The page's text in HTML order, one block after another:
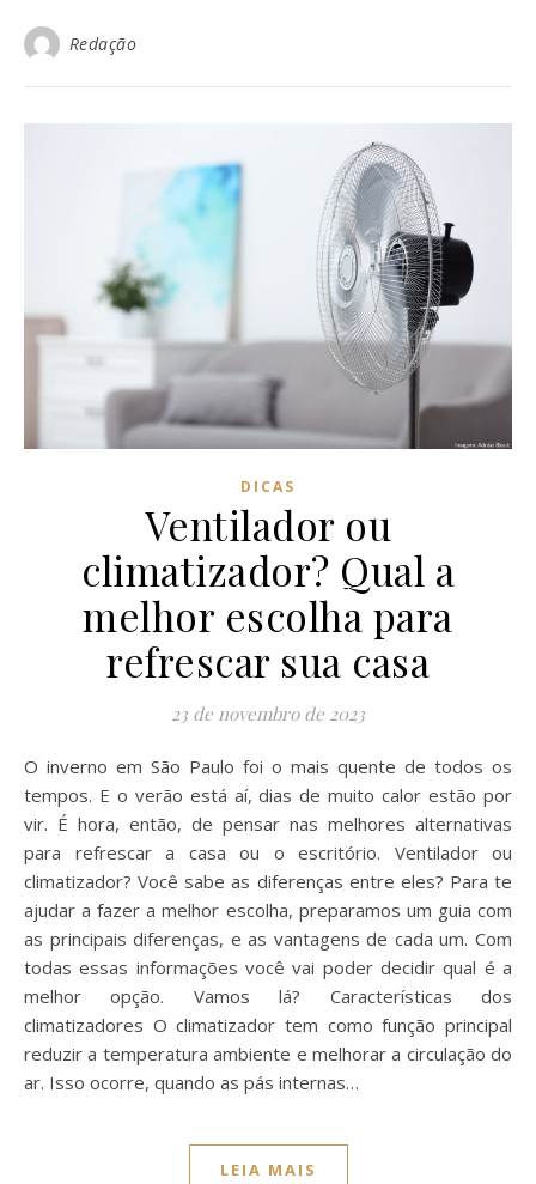
Redação
DICAS
Ventilador ou
climatizador? Qual a
melhor escolha para
refrescar sua casa
23 de novembro de 2023
O inverno em São Paulo foi o mais quente de todos os
tempos. E o verão está aí, dias de muito calor estão por
vir. É hora, então, de pensar nas melhores alternativas
para refrescar a casa ou o escritório. Ventilador ou
climatizador? Você sabe as diferenças entre eles? Para te
ajudar a fazer a melhor escolha, preparamos um guia com
as principais diferenças, e as vantagens de cada um. Com
todas essas informações você vai poder decidir qual é a
melhor opção. Vamos lá? Características dos
climatizadores O climatizador tem como função principal
reduzir a temperatura ambiente e melhorar a circulação do
ar. Isso ocorre, quando as pás internas…
LEIA MAIS